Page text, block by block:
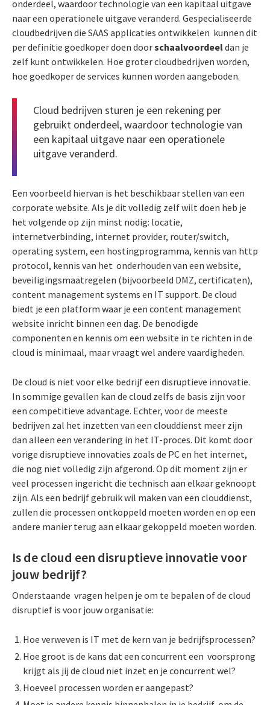
onderdeel, waardoor technologie van een kapitaal uitgave
naar een operationele uitgave veranderd. Gespecialiseerde
cloudbedrijven die SAAS applicaties ontwikkelen kunnen dit
per definitie goedkoper doen doorschaalvoordeeldan je
zelf kunt ontwikkelen. Hoe groter cloudbedrijven worden,
hoe goedkoper de services kunnen worden aangeboden.
Cloud bedrijven sturen je een rekening per
gebruikt onderdeel, waardoor technologie van
een kapitaal uitgave naar een operationele
uitgave veranderd.
Een voorbeeld hiervan is het beschikbaar stellen van een
corporate website. Als je dit volledig zelf wilt doen heb je
het volgende op zijn minst nodig: locatie,
internetverbinding, internet provider, router/switch,
operating system, een hostingprogramma, kennis van http
protocol, kennis van het onderhouden van een website,
beveiligingsmaatregelen (bijvoorbeeld DMZ, certificaten),
content management systems en IT support. De cloud
biedt je een platform waar je een content management
website inricht binnen een dag. De benodigde
componenten en kennis om een website in te richten in de
cloud is minimaal, maar vraagt wel andere vaardigheden.
De cloud is niet voor elke bedrijf een disruptieve innovatie.
In sommige gevallen kan de cloud zelfs de basis zijn voor
een competitieve advantage. Echter, voor de meeste
bedrijven zal het inzetten van een clouddienst meer zijn
dan alleen een verandering in het IT-proces. Dit komt door
vorige disruptieve innovaties zoals de PC en het internet,
die nog niet volledig zijn afgerond. Op dit moment zijn er
veel processen ingericht die technisch aan elkaar geknoopt
zijn. Als een bedrijf gebruik wil maken van een clouddienst,
zullen die processen ontkoppeld moeten worden en op een
andere manier terug aan elkaar gekoppeld moeten worden.
Is de cloud een disruptieve innovatie voor
jouw bedrijf?
Onderstaande vragen helpen je om te bepalen of de cloud
disruptief is voor jouw organisatie:
Hoe verweven is IT met de kern van je bedrijfsprocessen?
Hoe groot is de kans dat een concurrent een voorsprong
krijgt als jij de cloud niet inzet en je concurrent wel?
Hoeveel processen worden er aangepast?